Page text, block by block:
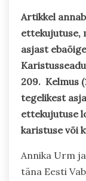
Artikkel
ettekujutuse,
asjast
209. Kelmus
tegelikest
ettekujutuse
karistuse või
Annika Urm
täna Eesti